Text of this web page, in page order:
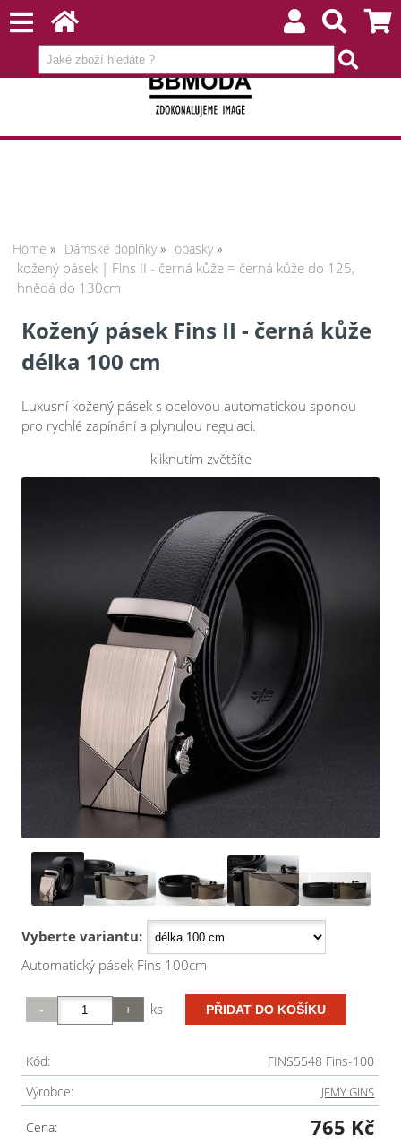
Home Dámské doplňky opasky
kožený pásek | Fins II - černá kůže = černá kůže do 125,
hnědá do 130cm
Kožený pásek Fins II - černá kůže
délka 100 cm
Luxusní kožený pásek s ocelovou automatickou sponou
pro rychlé zapínání a plynulou regulaci.
kliknutím zvětšíte
Vyberte variantu:
Automatický pásek Fins 100cm
ks
Kód:
FINS5548 Fins-100
Výrobce:
JEMY GINS
Cena: 765 Kč